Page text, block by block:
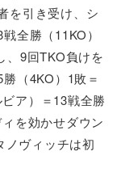
を引き受け、シ
全勝（11KO）
、9回TKO負けを
（4KO）1敗＝
ア）＝13戦全勝
を効かせダウン
ノヴィッチは初